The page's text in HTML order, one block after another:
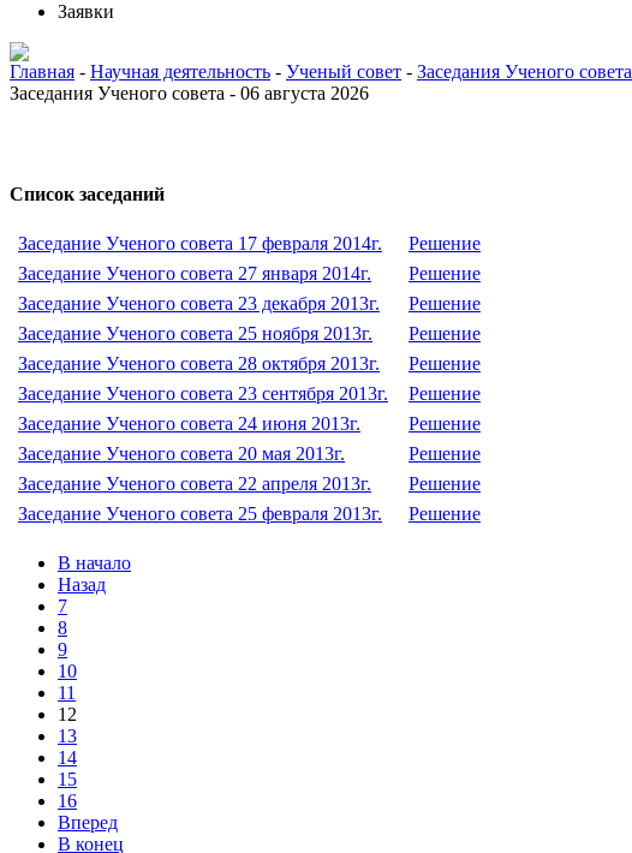
Заявки
Главная - Научная деятельность - Ученый совет - Заседания Ученого совета
Заседания Ученого совета - 06 августа 2026
Список заседаний
Заседание Ученого совета 17 февраля 2014г.
Решение
Заседание Ученого совета 27 января 2014г.
Решение
Заседание Ученого совета 23 декабря 2013г.
Решение
Заседание Ученого совета 25 ноября 2013г.
Решение
Заседание Ученого совета 28 октября 2013г.
Решение
Заседание Ученого совета 23 сентября 2013г.
Решение
Заседание Ученого совета 24 июня 2013г.
Решение
Заседание Ученого совета 20 мая 2013г.
Решение
Заседание Ученого совета 22 апреля 2013г.
Решение
Заседание Ученого совета 25 февраля 2013г.
Решение
В начало
Назад
7
8
9
10
11
12
13
14
15
16
Вперед
В конец